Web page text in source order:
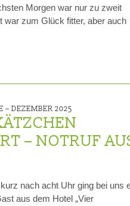
Morgen war nur zu zweit
war zum Glück fitter, aber auch
– DEZEMBER 2025
– NOTRUF
nach acht Uhr ging bei uns
aus dem Hotel „Vier